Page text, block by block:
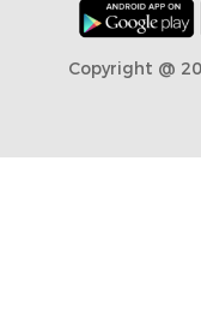
Copyright @